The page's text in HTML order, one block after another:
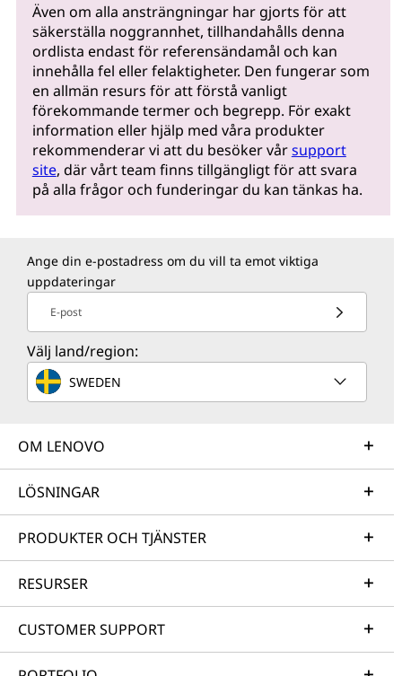
Även om alla ansträngningar har gjorts för att
säkerställa noggrannhet, tillhandahålls denna
ordlista endast för referensändamål och kan
innehålla fel eller felaktigheter. Den fungerar som
en allmän resurs för att förstå vanligt
förekommande termer och begrepp. För exakt
information eller hjälp med våra produkter
rekommenderar vi att du besöker vårsupport
site, där vårt team finns tillgängligt för att svara
på alla frågor och funderingar du kan tänkas ha.
Ange din e-postadress om du vill ta emot viktiga
uppdateringar
E-post
Välj land/region:
SWEDEN
OM LENOVO
LÖSNINGAR
PRODUKTER OCH TJÄNSTER
RESURSER
CUSTOMER SUPPORT